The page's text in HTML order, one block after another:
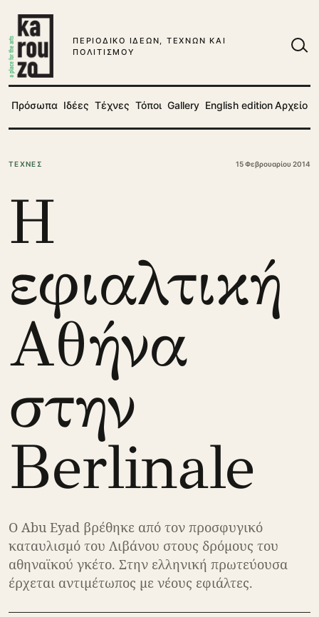
ΠΕΡΙΟΔΙΚΟ ΙΔΕΩΝ, ΤΕΧΝΩΝ ΚΑΙ
ΠΟΛΙΤΙΣΜΟΥ
Πρόσωπα Ιδέες Τέχνες Τόποι Gallery English editionΑρχείο
ΤΕΧΝΕΣ 15 Φεβρουαρίου 2014
Η
εφιαλτική
Αθήνα
στην
Berlinale
Ο Abu Eyad βρέθηκε από τον προσφυγικό
καταυλισμό του Λιβάνου στους δρόμους του
αθηναϊκού γκέτο. Στην ελληνική πρωτεύουσα
έρχεται αντιμέτωπος με νέους εφιάλτες.